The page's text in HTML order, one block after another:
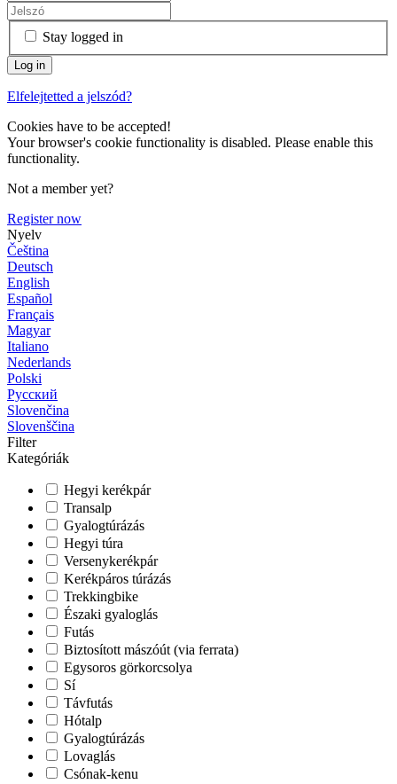
Stay logged in
Elfelejtetted a jelszód?
Cookies have to be accepted!
Your browser's cookie functionality is disabled. Please enable this
functionality.
Not a member yet?
Register now
Nyelv
Čeština
Deutsch
English
Español
Français
Magyar
Italiano
Nederlands
Polski
Русский
Slovenčina
Slovenščina
Filter
Kategóriák
Hegyi kerékpár
Transalp
Gyalogtúrázás
Hegyi túra
Versenykerékpár
Kerékpáros túrázás
Trekkingbike
Északi gyaloglás
Futás
Biztosított mászóút (via ferrata)
Egysoros görkorcsolya
Sí
Távfutás
Hótalp
Gyalogtúrázás
Lovaglás
Csónak-kenu